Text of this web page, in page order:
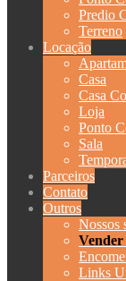
Predio
Terreno
Locação
Casa
Casa
Loja
Ponto
Sala
Parceiros
Contato
Outros
Nossos
Links